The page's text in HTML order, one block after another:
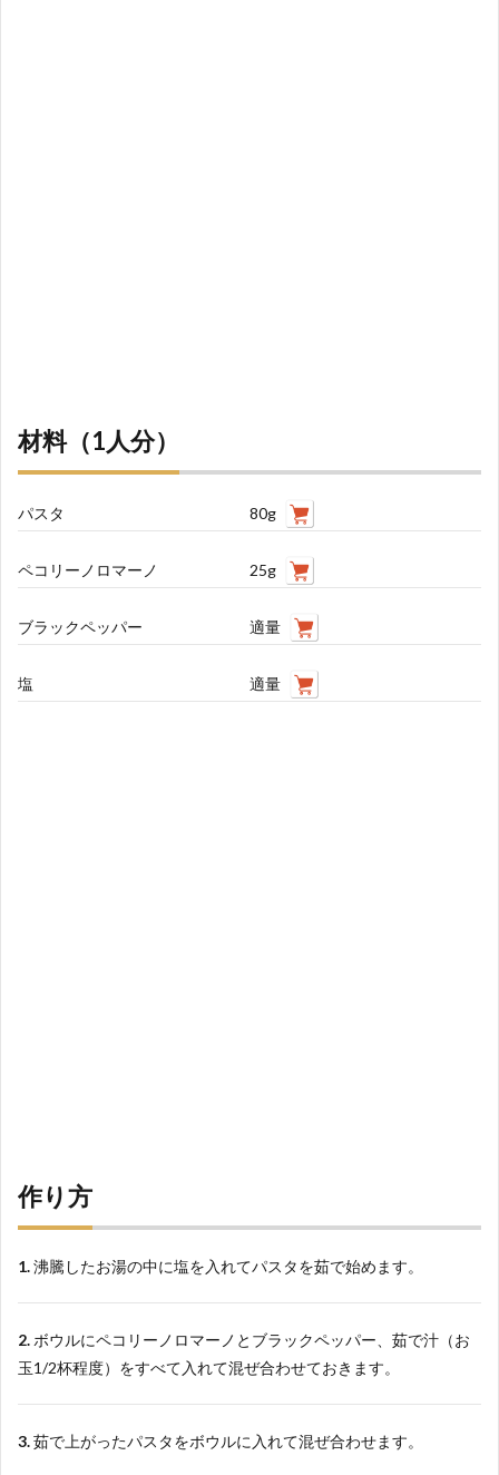
材料（1人分）
パスタ 80g
ペコリーノロマーノ 25g
ブラックペッパー 適量
塩 適量
作り方
1.沸騰したお湯の中に塩を入れてパスタを茹で始めます。
2. ボウルにペコリーノロマーノとブラックペッパー、茹で汁（お
玉1/2杯程度）をすべて入れて混ぜ合わせておきます。
3.茹で上がったパスタをボウルに入れて混ぜ合わせます。